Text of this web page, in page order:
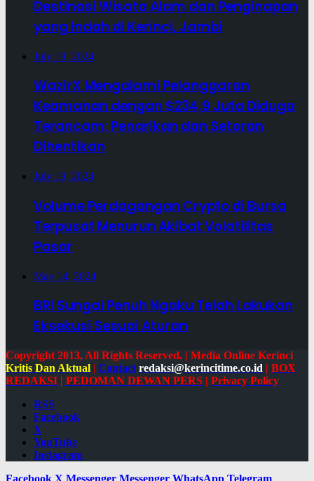
Destinasi Wisata Alam dan Penginapan
yang Indah di Kerinci, Jambi
July 19, 2024
WazirX Mengalami Pelanggaran
Keamanan dengan $234,9 Juta Diduga
Terancam; Penarikan dan Setoran
Dihentikan
July 19, 2024
Volume Perdagangan Crypto di Bursa
Terpusat Menurun Akibat Volatilitas
Pasar
May 14, 2024
BRI Sungai Penuh Ngaku Telah Lakukan
Eksekusi Sesuai Aturan
Copyright 2013, All Rights Reserved. | Media Online Kerinci
Kritis Dan Aktual | Contact redaksi@kerincitime.co.id | BOX
REDAKSI | PEDOMAN DEWAN PERS | Privacy Policy
RSS
Facebook
X
YouTube
Instagram
Facebook X Messenger Messenger WhatsApp Telegram